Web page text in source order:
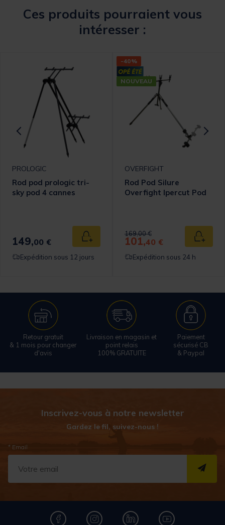
Ces produits pourraient vous
intéresser :
panier
PROLOGIC
Rod pod prologic tri-
sky pod 4 cannes
149,00 € Ajouter au panier
Expédition sous 12 jours
-40%
NOUVEAU
OVERFIGHT
Rod Pod Silure
Overfight Ipercut Pod
Price reduced from
169,00 €to
101,40 €
Expédition sous 24 h
Retour gratuit
& 1 mois pour changer
d'avis
Livraison en magasin et
point relais
100% GRATUITE
Paiement
sécurisé CB
& Paypal
Inscrivez-vous à notre newsletter
Gardez le fil, suivez-nous !
* Email